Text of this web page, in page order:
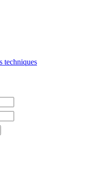
techniques